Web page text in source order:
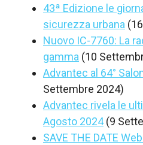
43ª Edizione le
sicurezza urbana
Nuovo IC-7760: La
gamma (10
Advantec al 64°
Settembre 2024)
Advantec rivela le
Agosto 2024 (9
SAVE THE DATE